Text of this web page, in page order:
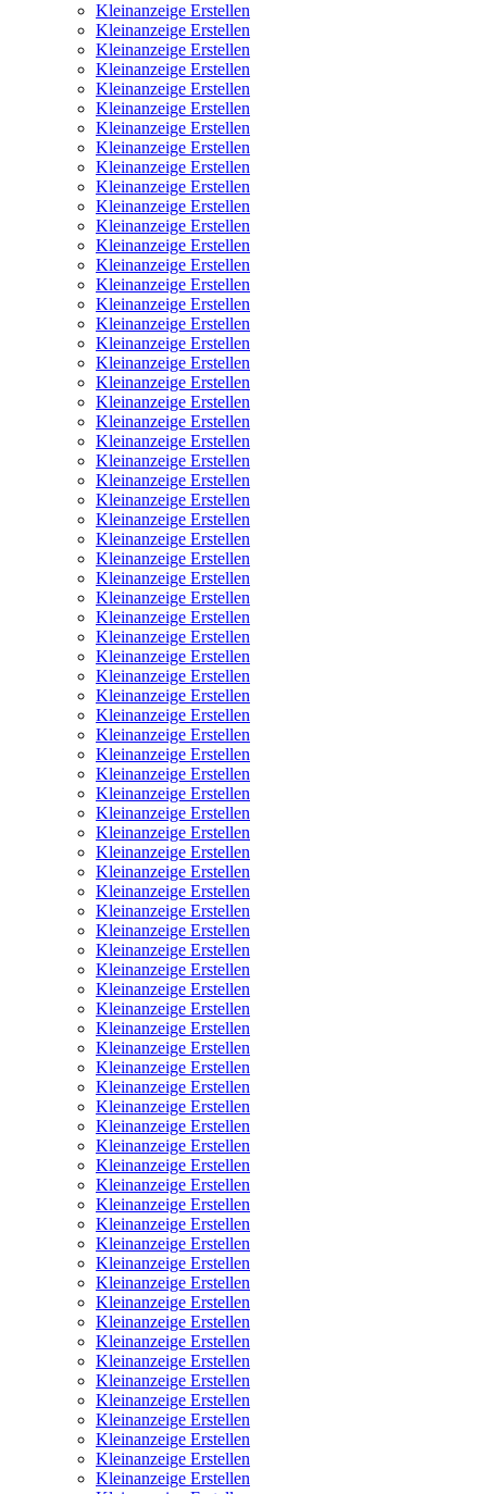
Kleinanzeige Erstellen
Kleinanzeige Erstellen
Kleinanzeige Erstellen
Kleinanzeige Erstellen
Kleinanzeige Erstellen
Kleinanzeige Erstellen
Kleinanzeige Erstellen
Kleinanzeige Erstellen
Kleinanzeige Erstellen
Kleinanzeige Erstellen
Kleinanzeige Erstellen
Kleinanzeige Erstellen
Kleinanzeige Erstellen
Kleinanzeige Erstellen
Kleinanzeige Erstellen
Kleinanzeige Erstellen
Kleinanzeige Erstellen
Kleinanzeige Erstellen
Kleinanzeige Erstellen
Kleinanzeige Erstellen
Kleinanzeige Erstellen
Kleinanzeige Erstellen
Kleinanzeige Erstellen
Kleinanzeige Erstellen
Kleinanzeige Erstellen
Kleinanzeige Erstellen
Kleinanzeige Erstellen
Kleinanzeige Erstellen
Kleinanzeige Erstellen
Kleinanzeige Erstellen
Kleinanzeige Erstellen
Kleinanzeige Erstellen
Kleinanzeige Erstellen
Kleinanzeige Erstellen
Kleinanzeige Erstellen
Kleinanzeige Erstellen
Kleinanzeige Erstellen
Kleinanzeige Erstellen
Kleinanzeige Erstellen
Kleinanzeige Erstellen
Kleinanzeige Erstellen
Kleinanzeige Erstellen
Kleinanzeige Erstellen
Kleinanzeige Erstellen
Kleinanzeige Erstellen
Kleinanzeige Erstellen
Kleinanzeige Erstellen
Kleinanzeige Erstellen
Kleinanzeige Erstellen
Kleinanzeige Erstellen
Kleinanzeige Erstellen
Kleinanzeige Erstellen
Kleinanzeige Erstellen
Kleinanzeige Erstellen
Kleinanzeige Erstellen
Kleinanzeige Erstellen
Kleinanzeige Erstellen
Kleinanzeige Erstellen
Kleinanzeige Erstellen
Kleinanzeige Erstellen
Kleinanzeige Erstellen
Kleinanzeige Erstellen
Kleinanzeige Erstellen
Kleinanzeige Erstellen
Kleinanzeige Erstellen
Kleinanzeige Erstellen
Kleinanzeige Erstellen
Kleinanzeige Erstellen
Kleinanzeige Erstellen
Kleinanzeige Erstellen
Kleinanzeige Erstellen
Kleinanzeige Erstellen
Kleinanzeige Erstellen
Kleinanzeige Erstellen
Kleinanzeige Erstellen
Kleinanzeige Erstellen